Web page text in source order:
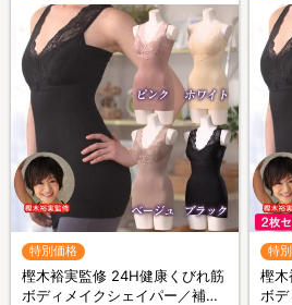
特別価格
樫木裕実監修 24H健康くびれ筋
ボディメイクシェイパー／補整
特
樫木裕実
ボ